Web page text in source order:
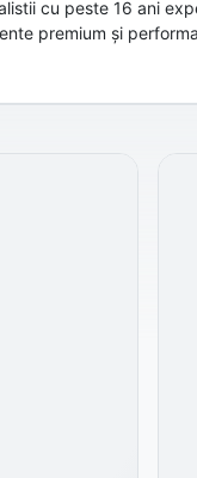
cu peste 16 ani
premium și